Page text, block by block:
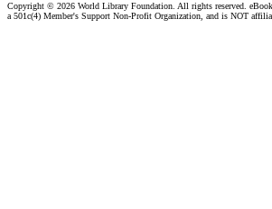
Copyright © 2026 World Library Foundation. All rights reserved.
a 501c(4) Member's Support Non-Profit Organization, and is NOT